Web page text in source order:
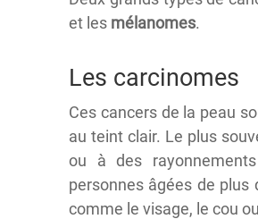
et les mélanomes.
Les carcinomes
Ces cancers de la peau
au teint clair. Le plus
ou à des
personnes âgées de
comme le visage, le cou